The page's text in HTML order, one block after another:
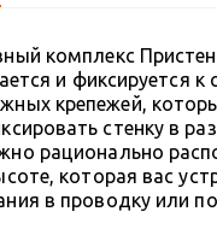
комплекс
и фиксируется к
крепежей,
стенку в
рационально
которая вас
в проводку или